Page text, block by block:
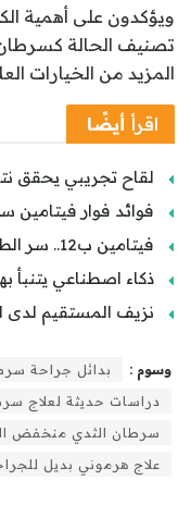
ويؤكدون على أهمية
تصنيف الحالة
المزيد من الخيارات
اقرأ أيضًا
لقاح تجريبي يحقق
فوائد فوار
فيتامين ب12.. سر الطاقة وصحة الأعصاب
ذكاء اصطناعي يتنبأ
نزيف المستقيم لدى
وسوم :
بدائل جراحة
دراسات حديثة لعلاج
سرطان الثدي منخفض
علاج هرموني بديل